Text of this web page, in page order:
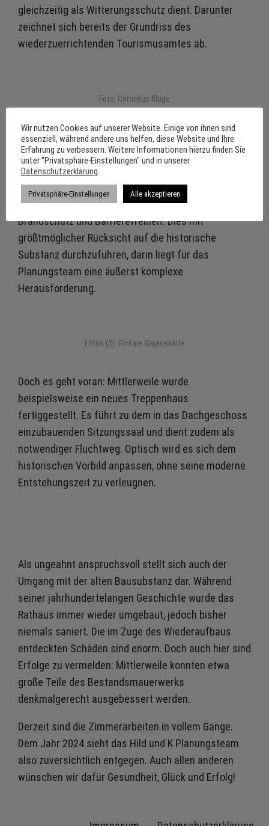
gleichzeitig als Witterungsschutz dient. Darunter
zeichnet sich bereits der Grundriss des
wiederzuerrichtenden Tourismusamtes ab.
Foto: Cornelius Kluge
Der Wiederaufbau des Rathauses wurde nach einem
katastrophalen Brand im Jahr 2016 notwendig. Die
unvermeidbaren Maßnahmen sollen das ehrwürdige
Gebäude zugleich an Bedürfnisse und Standards des
21. Jahrhunderts anpassen, vor allem hinsichtlich
Brandschutz und Barrierefreiheit. Dies mit
größtmöglicher Rücksicht auf die historische
Substanz durchzuführen, darin liegt für das
Planungsteam eine äußerst komplexe
Herausforderung.
Fotos (2): Gintare Gajauskaite
Doch es geht voran: Mittlerweile wurde
beispielsweise ein neues Treppenhaus
fertiggestellt. Es führt zu dem in das Dachgeschoss
einzubauenden Sitzungssaal und dient zudem als
notwendiger Fluchtweg. Optisch wird es sich dem
historischen Vorbild anpassen, ohne seine moderne
Entstehungszeit zu verleugnen.
Als ungeahnt anspruchsvoll stellt sich auch der
Umgang mit der alten Bausubstanz dar. Während
seiner jahrhundertelangen Geschichte wurde das
Rathaus immer wieder umgebaut, jedoch bisher
niemals saniert. Die im Zuge des Wiederaufbaus
entdeckten Schäden sind enorm. Doch auch hier sind
Erfolge zu vermelden: Mittlerweile konnten etwa
große Teile des Bestandsmauerwerks
denkmalgerecht ausgebessert werden.
Derzeit sind die Zimmerarbeiten in vollem Gange.
Dem Jahr 2024 sieht das Hild und K Planungsteam
also zuversichtlich entgegen. Auch allen anderen
wünschen wir dafür Gesundheit, Glück und Erfolg!
Wir nutzen Cookies auf unserer Website. Einige von ihnen sind
essenziell, während andere uns helfen, diese Website und Ihre
Erfahrung zu verbessern. Weitere Informationen hierzu finden Sie
unter "Privatsphäre-Einstellungen" und in unserer
Datenschutzerklärung.
Privatsphäre-Einstellungen Alle akzeptieren